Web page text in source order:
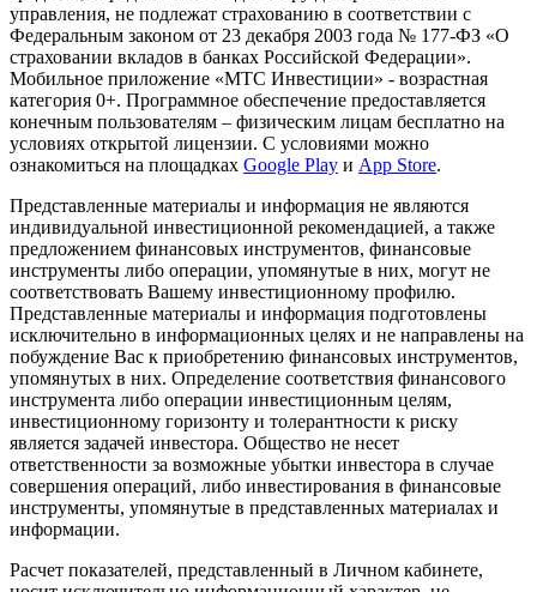
управления, не подлежат страхованию в соответствии с
Федеральным законом от 23 декабря 2003 года № 177-ФЗ «О
страховании вкладов в банках Российской Федерации».
Мобильное приложение «МТС Инвестиции» - возрастная
категория 0+. Программное обеспечение предоставляется
конечным пользователям – физическим лицам бесплатно на
условиях открытой лицензии. С условиями можно
ознакомиться на площадках Google Play и App Store.
Представленные материалы и информация не являются
индивидуальной инвестиционной рекомендацией, а также
предложением финансовых инструментов, финансовые
инструменты либо операции, упомянутые в них, могут не
соответствовать Вашему инвестиционному профилю.
Представленные материалы и информация подготовлены
исключительно в информационных целях и не направлены на
побуждение Вас к приобретению финансовых инструментов,
упомянутых в них. Определение соответствия финансового
инструмента либо операции инвестиционным целям,
инвестиционному горизонту и толерантности к риску
является задачей инвестора. Общество не несет
ответственности за возможные убытки инвестора в случае
совершения операций, либо инвестирования в финансовые
инструменты, упомянутые в представленных материалах и
информации.
Расчет показателей, представленный в Личном кабинете,